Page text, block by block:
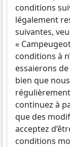
conditions
légalement
suivantes,
«
conditions à
essaierons
bien que
continuez à
que des
acceptez
conditions